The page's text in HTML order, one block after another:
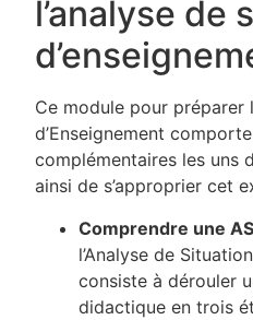
l’analyse de
Ce module pour préparer
d’Enseignement
complémentaires les uns
ainsi de s’approprier cet
Comprendre une
l’Analyse de
consiste à dérouler
didactique en trois